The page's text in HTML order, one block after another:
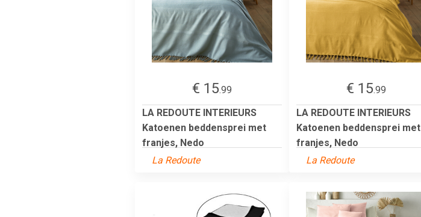
€ 15.99
LA REDOUTE INTERIEURS
Katoenen beddensprei met
franjes, Nedo
La Redoute
€ 15.99
LA REDOUTE INTERIEURS
Katoenen beddensprei met
franjes, Nedo
La Redoute